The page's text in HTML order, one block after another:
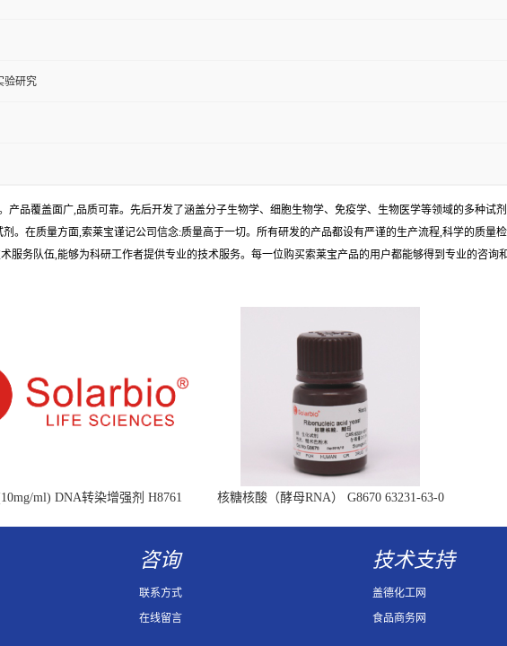
验研究
品覆盖面广,品质可靠。先后开发了涵盖分子生物学、细胞生物学、免疫学、生物医学等领域的多种试
。在质量方面,索莱宝谨记公司信念:质量高于一切。所有研发的产品都设有严谨的生产流程,科学的质量
服务队伍,能够为科研工作者提供专业的技术服务。每一位购买索莱宝产品的用户都能够得到专业的咨询
ml) DNA转染增强剂 H8761
核糖核酸（酵母RNA） G8670 63231-63-0
咨询
联系方式
在线留言
技术支持
盖德化工网
食品商务网